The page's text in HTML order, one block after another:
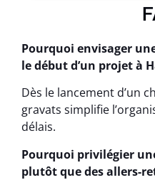
Pourquoi envisager
le début d’un projet à
Dès le lancement d’un
gravats simplifie
délais.
Pourquoi privilégier
plutôt que des allers-